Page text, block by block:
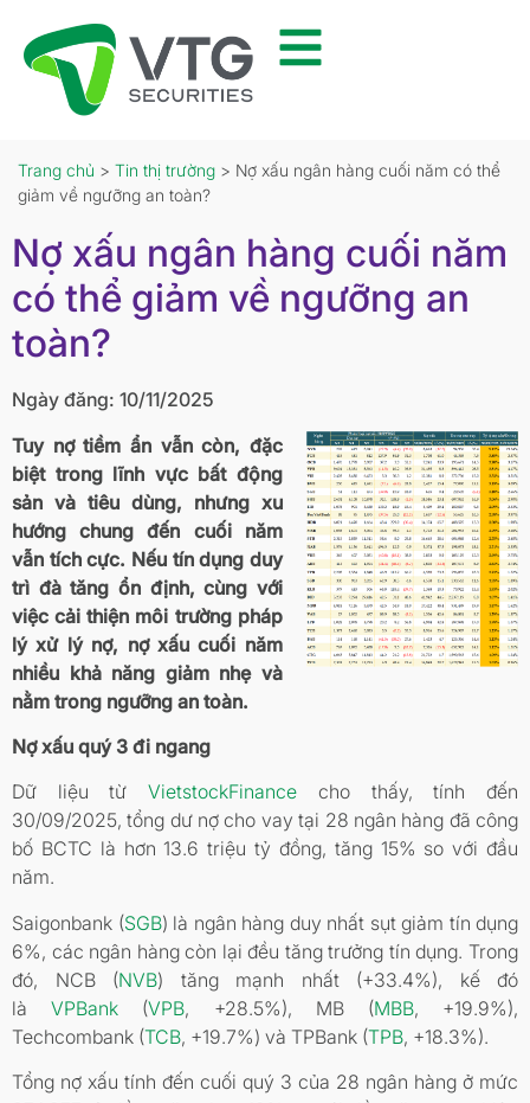
Trang chủ > Tin thị trường > Nợ xấu ngân hàng cuối năm có thể
giảm về ngưỡng an toàn?
Nợ xấu ngân hàng cuối năm
có thể giảm về ngưỡng an
toàn?
Ngày đăng: 10/11/2025
Tuy nợ tiềm ẩn vẫn còn, đặc
biệt trong lĩnh vực bất động
sản và tiêu dùng, nhưng xu
hướng chung đến cuối năm
vẫn tích cực. Nếu tín dụng duy
trì đà tăng ổn định, cùng với
việc cải thiện môi trường pháp
lý xử lý nợ, nợ xấu cuối năm
nhiều khả năng giảm nhẹ và
nằm trong ngưỡng an toàn.
Nợ xấu quý 3 đi ngang
Dữ liệu từVietstockFinance cho thấy, tính đến
30/09/2025, tổng dư nợ cho vay tại 28 ngân hàng đã công
bố BCTC là hơn 13.6 triệu tỷ đồng, tăng 15% so với đầu
năm.
Saigonbank (SGB) là ngân hàng duy nhất sụt giảm tín dụng
6%, các ngân hàng còn lại đều tăng trưởng tín dụng. Trong
đó, NCB (NVB) tăng mạnh nhất (+33.4%), kế đó
làVPBank (VPB, +28.5%), MB (MBB, +19.9%),
Techcombank (TCB, +19.7%) và TPBank (TPB, +18.3%).
Tổng nợ xấu tính đến cuối quý 3 của 28 ngân hàng ở mức